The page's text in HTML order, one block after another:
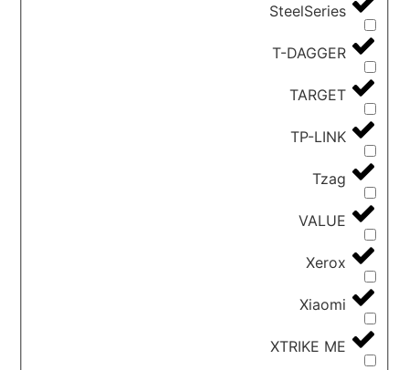
SteelSeries
T-DAGGER
TARGET
TP-LINK
Tzag
VALUE
Xerox
Xiaomi
XTRIKE ME